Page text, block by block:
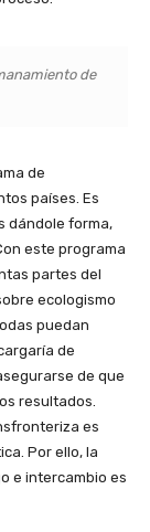
de
de
países. Es
dándole forma,
este programa
partes del
ecologismo
puedan
de
de que
resultados.
es
Por ello, la
e intercambio es